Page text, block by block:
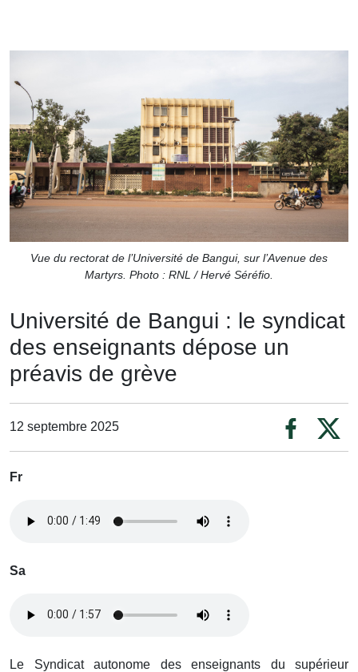
Vue du rectorat de l’Université de Bangui, sur l’Avenue des
Martyrs. Photo : RNL / Hervé Séréfio.
Université de Bangui : le syndicat
des enseignants dépose un
préavis de grève
12 septembre 2025
Fr
Sa
Le Syndicat autonome des enseignants du supérieur